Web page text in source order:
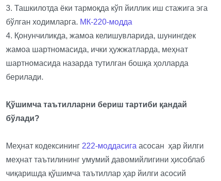
3. Ташкилотда ёки тармоқда кўп йиллик иш стажига эга
бўлган ходимларга. МК-220-модда
4. Қонунчиликда, жамоа келишувларида, шунингдек
жамоа шартномасида, ички ҳужжатларда, меҳнат
шартномасида назарда тутилган бошқа ҳолларда
берилади.
Қўшимча таътилларни бериш тартиби қандай
бўлади?
Меҳнат кодексининг 222-моддасига асосан ҳар йилги
меҳнат таътилининг умумий давомийлигини ҳисоблаб
чиқаришда қўшимча таътиллар ҳар йилги асосий